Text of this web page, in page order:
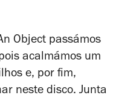
Object passámos
acalmámos um
e, por fim,
neste disco. Junta